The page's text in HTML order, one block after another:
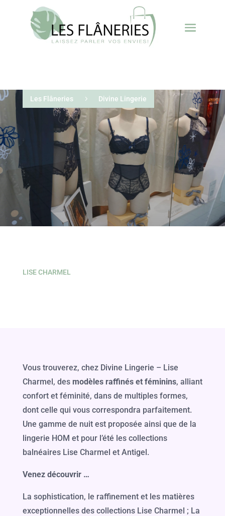
Les Flâneries 5 Divine Lingerie
LISE CHARMEL
Vous trouverez, chez Divine Lingerie – Lise
Charmel, des modèles raffinés et féminins, alliant
confort et féminité, dans de multiples formes,
dont celle qui vous correspondra parfaitement.
Une gamme de nuit est proposée ainsi que de la
lingerie HOM et pour l’été les collections
balnéaires Lise Charmel et Antigel.
Venez découvrir …
La sophistication, le raffinement et les matières
exceptionnelles des collections Lise Charmel ; La